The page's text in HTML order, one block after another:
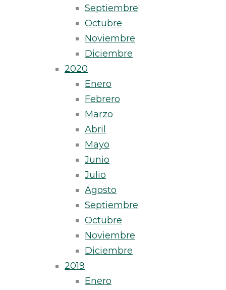
Septiembre
Octubre
Noviembre
Diciembre
2020
Enero
Febrero
Marzo
Abril
Mayo
Junio
Julio
Agosto
Septiembre
Octubre
Noviembre
Diciembre
2019
Enero